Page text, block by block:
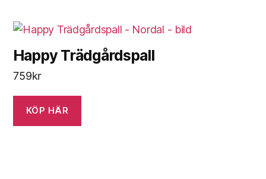
Happy Trädgårdspall
759kr
KÖP HÄR